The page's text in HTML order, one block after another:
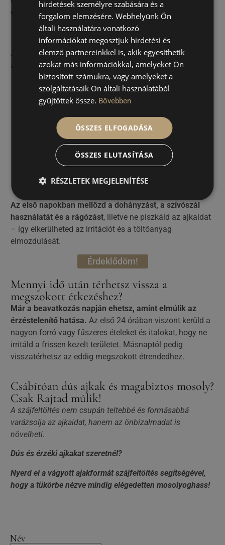
évekre szóló eredményt biztosít.
Mire figyelj a szájfeltöltést követően?
A gyors és szövődménymentes gyógyulás érdekében az
alábbi tanácsainkra érdemes odafigyelned:
Alkalmazz hideg borogatást
a kezelt területen,
hogy csökkentsd a duzzanatot.
Aludj magasabb párnán az első éjszaka
mérsékelve a duzzanatot.
Kerüld az intenzív testmozgást és szaunázást,
szoláriumozást, valamint az erős napfényt is
legalább egy hétig, hiszen ezek a tevékenységek
jelentősen növelhetik a duzzanatot.
Ne használj sminket az ajkaidon 1-2 napig
Az első napokban mellőzd a dohányzást, a szívószál
használatát és a rágózást, illetve ne piszkáld az ajkaidat
– így elkerülheted az irritációt és a töltőanyag
elmozdulását.
Érdeklődöm!
Mennyi idő után térhetsz vissza a
megszokott étkezéshez?
Már a beavatkozás napján ehetsz, amint elmúlik az
érzéstelenítő hatása. Az első 24 órában viszont kerüld a
nagyon forró vagy fűszeres ételeket és italokat, hogy ne
irritáld a frissen kezelt területet. Másnaptól pedig
visszatérhetsz az eddig megszokott étrendedhez.
Csábítóan dús ajkak és magabiztos mosoly?
Csak Rajtad múlik!
A szájfeltöltés nem csupán teltebbé és formásabbá
varázsolja az ajkaidat, hanem az önbizalmadat is
növelheti.
Dús és érzéki ajkakat szeretnél?
Nyerd el a vágyott ajakformát szájfeltöltés segítségével,
hogy a tükörbe nézve mindig elégedetten mosolyoghass!
Név
hirdetések személyre szabására és a
forgalom elemzésére. Webhelyünk Ön
általi használatára vonatkozó
információkat megosztjuk hirdetési és
elemző partnereinkkel is, akik egyesíthetik
azokat más információkkal, amelyeket Ön
biztosított számukra, vagy amelyeket a
szolgáltatásaik Ön általi használatából
gyűjtöttek össze. Bővebben
ÖSSZES ELFOGADÁSA
ÖSSZES ELUTASÍTÁSA
RÉSZLETEK MEGJELENÍTÉSE